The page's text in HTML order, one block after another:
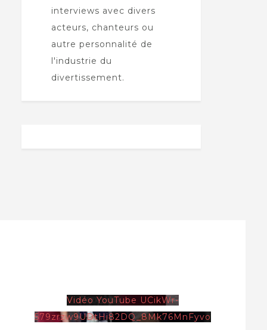
interviews avec divers
acteurs, chanteurs ou
autre personnalité de
l'industrie du
divertissement.
Vidéo YouTube UCikWr-
579zrzw9UDtHi82DQ_8Mk76MnFyvo